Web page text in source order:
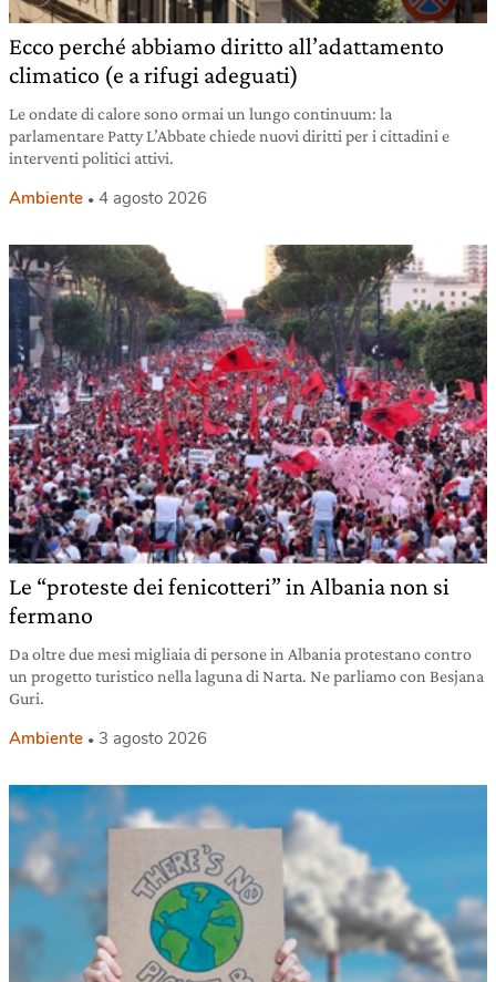
Ecco perché abbiamo diritto all’adattamento
climatico (e a rifugi adeguati)
Le ondate di calore sono ormai un lungo continuum: la
parlamentare Patty L’Abbate chiede nuovi diritti per i cittadini e
interventi politici attivi.
Ambiente 4 agosto 2026
Le “proteste dei fenicotteri” in Albania non si
fermano
Da oltre due mesi migliaia di persone in Albania protestano contro
un progetto turistico nella laguna di Narta. Ne parliamo con Besjana
Guri.
Ambiente 3 agosto 2026